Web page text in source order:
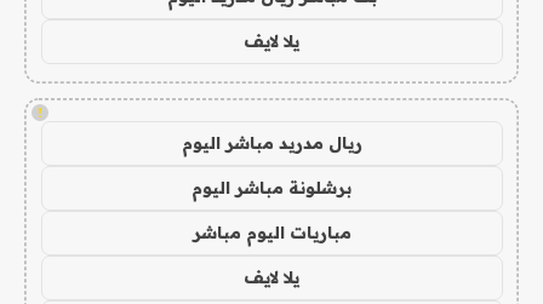
يلا لايف
!
ريال مدريد مباشر اليوم
برشلونة مباشر اليوم
مباريات اليوم مباشر
يلا لايف